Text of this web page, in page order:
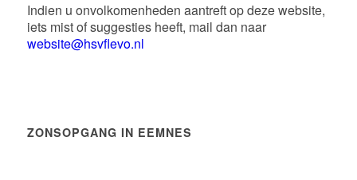
Indien u onvolkomenheden aantreft op deze website,
iets mist of suggesties heeft, mail dan naar
website@hsvflevo.nl
ZONSOPGANG IN EEMNES